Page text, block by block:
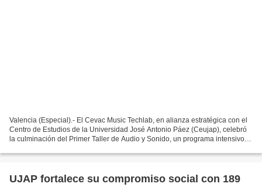
Valencia (Especial).- El Cevac Music Techlab, en alianza estratégica con el
Centro de Estudios de la Universidad José Antonio Páez (Ceujap), celebró
la culminación del Primer Taller de Audio y Sonido, un programa intensivo
UJAP fortalece su compromiso social con 189